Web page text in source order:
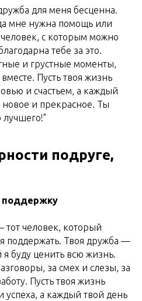
для меня бесценна.
мне нужна помощь или
с которым можно
тебе за это.
и грустные моменты,
Пусть твоя жизнь
и счастьем, а каждый
новое и прекрасное. Ты
лучшего!"
подруге,
поддержку
человек, который
поддержать. Твоя дружба —
я буду ценить всю жизнь.
за смех и слезы, за
Пусть твоя жизнь
успеха, а каждый твой день